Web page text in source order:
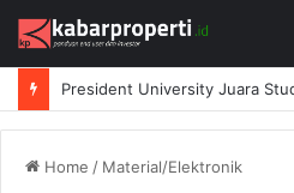
Home / Material/Elektronik